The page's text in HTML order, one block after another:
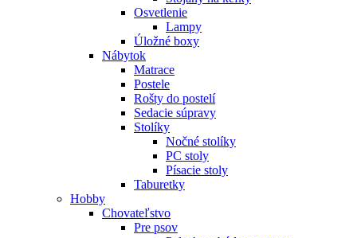
Osvetlenie
Lampy
Úložné boxy
Nábytok
Matrace
Postele
Rošty do postelí
Sedacie súpravy
Stolíky
Nočné stolíky
PC stoly
Písacie stoly
Taburetky
Hobby
Chovateľstvo
Pre psov